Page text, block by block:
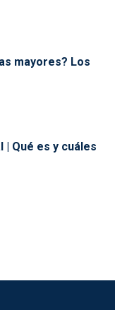
mayores? Los
Qué es y cuáles